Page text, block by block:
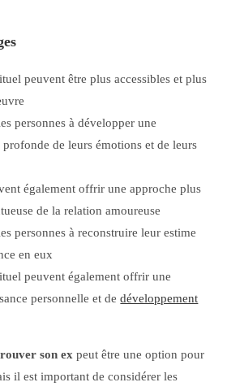
peuvent être plus accessibles et plus
personnes à développer une
de leurs émotions et de leurs
également offrir une approche plus
de la relation amoureuse
personnes à reconstruire leur estime
en eux
peuvent également offrir une
personnelle et dedéveloppement
son ex peut être une option pour
il est important de considérer les